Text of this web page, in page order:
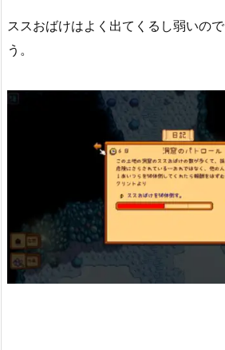
ススおばけはよく出てくるし弱いの
う。